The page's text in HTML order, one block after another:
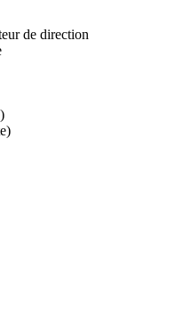
de direction